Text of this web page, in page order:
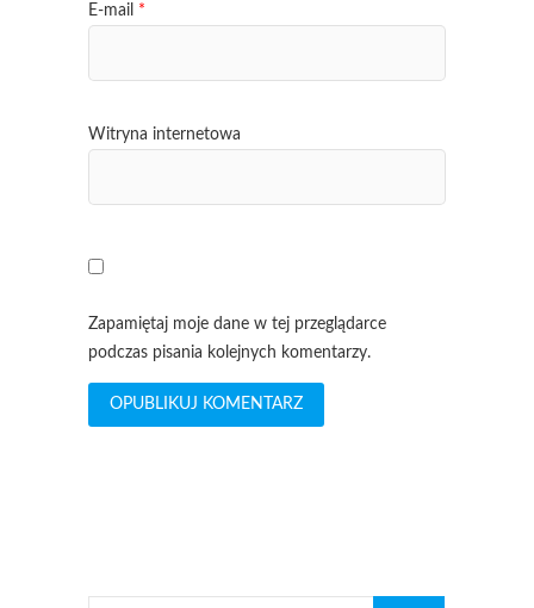
E-mail *
Witryna internetowa
Zapamiętaj moje dane w tej przeglądarce
podczas pisania kolejnych komentarzy.